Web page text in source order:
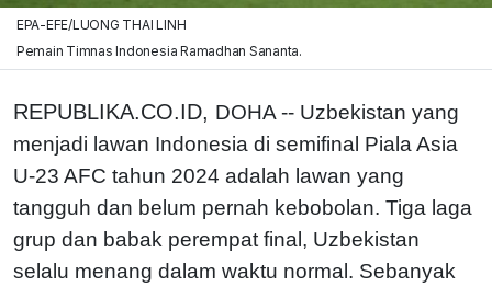
EPA-EFE/LUONG THAI LINH
Pemain Timnas Indonesia Ramadhan Sananta.
REPUBLIKA.CO.ID, DOHA -- Uzbekistan yang
menjadi lawan Indonesia di semifinal Piala Asia
U-23 AFC tahun 2024 adalah lawan yang
tangguh dan belum pernah kebobolan. Tiga laga
grup dan babak perempat final, Uzbekistan
selalu menang dalam waktu normal. Sebanyak